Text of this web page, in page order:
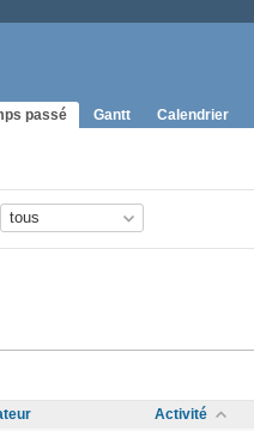
passé Gantt Calendrier
Activité